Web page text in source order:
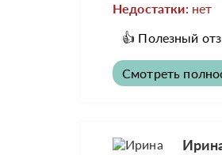
Недостатки: нет
👍 Полезный
Смотреть